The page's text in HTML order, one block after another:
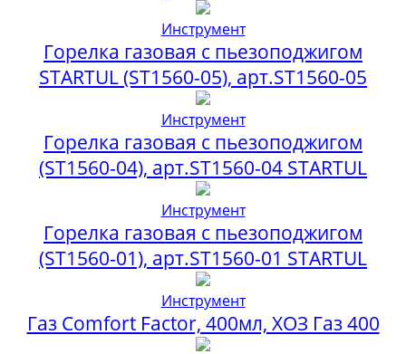
Инструмент
Горелка газовая с пьезоподжигом
STARTUL (ST1560-05), арт.ST1560-05
Инструмент
Горелка газовая с пьезоподжигом
(ST1560-04), арт.ST1560-04 STARTUL
Инструмент
Горелка газовая с пьезоподжигом
(ST1560-01), арт.ST1560-01 STARTUL
Инструмент
Газ Comfort Factor, 400мл, ХОЗ Газ 400